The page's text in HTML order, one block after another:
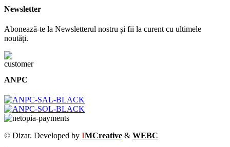
Newsletter
Abonează-te la Newsletterul nostru și fii la curent cu ultimele
noutăți.
ANPC
© Dizar. Developed by IMCreative & WEBC